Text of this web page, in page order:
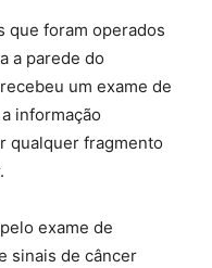
que foram operados
a parede do
um exame de
informação
qualquer fragmento
exame de
sinais de câncer